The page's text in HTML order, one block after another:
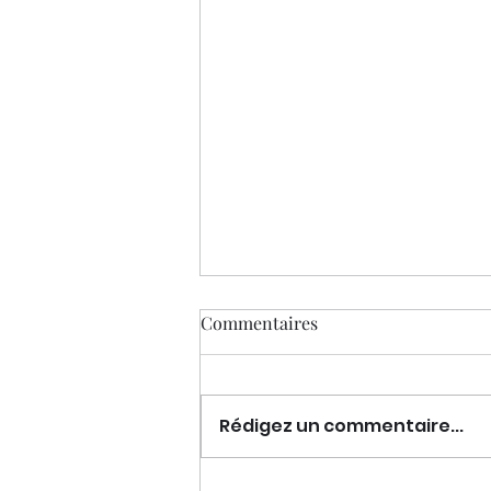
Commentaires
Rédigez un commentaire...